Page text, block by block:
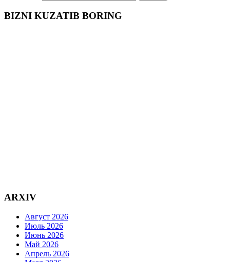
BIZNI KUZATIB BORING
ARXIV
Август 2026
Июль 2026
Июнь 2026
Май 2026
Апрель 2026